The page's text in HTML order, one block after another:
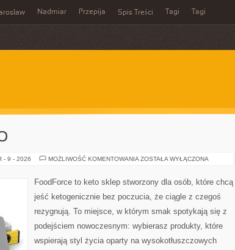
Nadmiar Przepija Spis Treści Tagi Tagi
- 9 - 2026 MOŻLIWOŚĆ KOMENTOWANIA PRZEPISY
ZOSTAŁA WYŁĄCZONA
FoodForce to keto sklep stworzony dla osób, które chcą
jeść ketogenicznie bez poczucia, że ciągle z czegoś
rezygnują. To miejsce, w którym smak spotykają się z
podejściem nowoczesnym: wybierasz produkty, które
wspierają styl życia oparty na wysokotłuszczowych